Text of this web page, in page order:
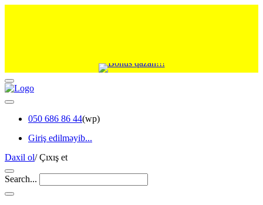
050 686 86 44(wp)
Giriş edilməyib...
Daxil ol/Çıxış et
Search...